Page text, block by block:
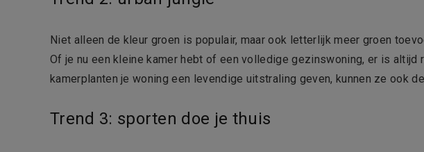
Niet alleen de kleur groen is populair, maar ook letterlijk meer groen
Of je nu een kleine kamer hebt of een volledige gezinswoning, er is altijd
kamerplanten je woning een levendige uitstraling geven, kunnen ze ook de
Trend 3: sporten doe je thuis